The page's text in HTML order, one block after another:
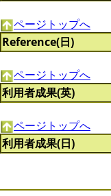
ページトップへ
Reference(日)
ページトップへ
利用者成果(英)
ページトップへ
利用者成果(日)